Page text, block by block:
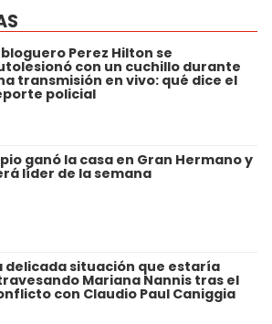
bloguero Perez Hilton se
con un cuchillo durante
transmisión en vivo: qué dice el
policial
ganó la casa en Gran Hermano y
líder de la semana
delicada situación que estaría
Mariana Nannis tras el
con Claudio Paul Caniggia